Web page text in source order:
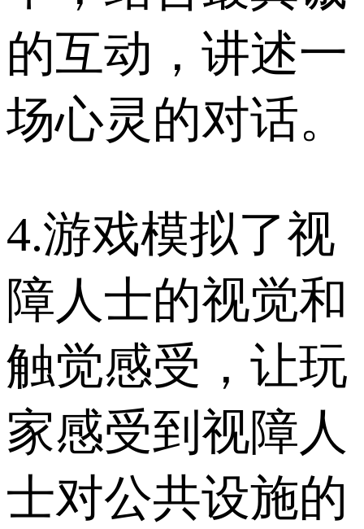
的互动，讲述一
场心灵的对话。
4.游戏模拟了视
障人士的视觉和
触觉感受，让玩
家感受到视障人
士对公共设施的